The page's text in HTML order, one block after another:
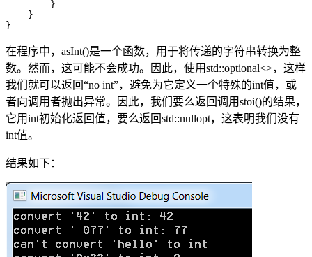
        }
    }
}
在程序中，asInt()是一个函数，用于将传递的字符串转换为整
数。然而，这可能不会成功。因此，使用std::optional<>，这样
我们就可以返回“no int”，避免为它定义一个特殊的int值，或
者向调用者抛出异常。因此，我们要么返回调用stoi()的结果，
它用int初始化返回值，要么返回std::nullopt，这表明我们没有
int值。
结果如下：